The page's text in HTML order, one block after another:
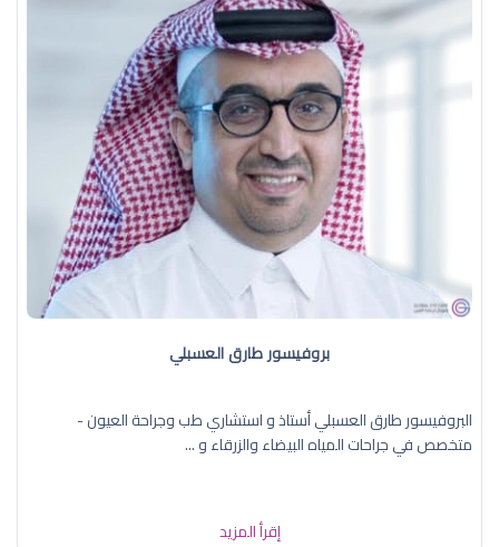
بروفيسور طارق العسبلي
البروفيسور طارق العسبلي أستاذ و استشاري طب وجراحة العيون -
متخصص في جراحات المياه البيضاء والزرقاء و ...
إقرأ المزيد